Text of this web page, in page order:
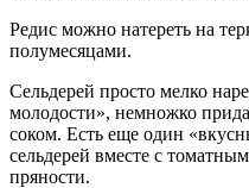
Редис можно натереть на
полумесяцами.
Сельдерей просто мелко
молодости», немножко
соком. Есть еще один
сельдерей вместе с
пряности.